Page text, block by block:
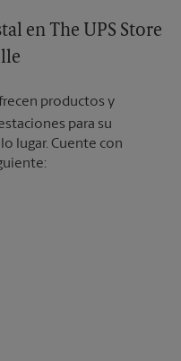
en The UPS Store
productos y
para su
lugar. Cuente con